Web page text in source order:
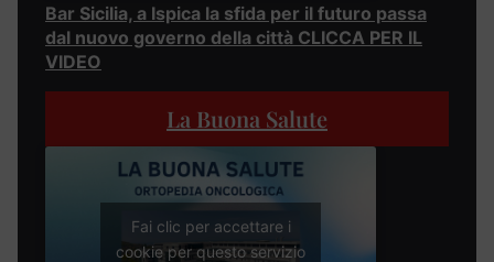
Bar Sicilia, a Ispica la sfida per il futuro passa
dal nuovo governo della città CLICCA PER IL
VIDEO
La Buona Salute
Fai clic per accettare i
cookie per questo servizio